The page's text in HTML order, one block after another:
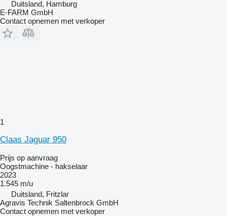
Duitsland, Hamburg
E-FARM GmbH
Contact opnemen met verkoper
1
Claas Jaguar 950
Prijs op aanvraag
Oogstmachine - hakselaar
2023
1.545 m/u
Duitsland, Fritzlar
Agravis Technik Saltenbrock GmbH
Contact opnemen met verkoper